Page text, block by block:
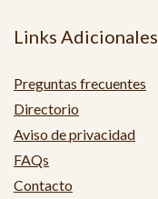
Links Adicionales
Preguntas frecuentes
Directorio
Aviso de privacidad
FAQs
Contacto